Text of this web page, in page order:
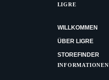
LIGRE
WILLKOMMEN
ÜBER LIGRE
STOREFINDER
INFORMATIONEN